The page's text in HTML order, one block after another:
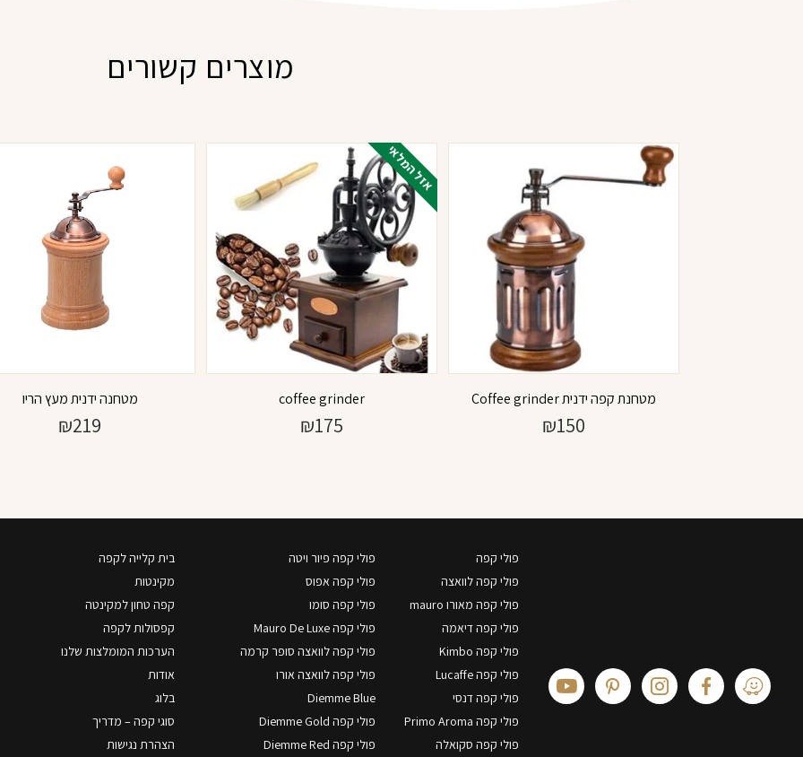
מוצרים קשורים
מטחנת קפה ידנית Coffee grinder
₪150
אזל המלאי
coffee grinder
₪175
מטחנה ידנית מעץ הריו
₪219
פולי קפה
פולי קפה לוואצה
פולי קפה מאורו mauro
פולי קפה דיאמה
פולי קפה Kimbo
פולי קפה Lucaffe
פולי קפה דנסי
פולי קפה Primo Aroma
פולי קפה סקואלה
פולי קפה פיור ויטה
פולי קפה אפוס
פולי קפה סומו
פולי קפה Mauro De Luxe
פולי קפה לוואצה סופר קרמה
פולי קפה לוואצה אורו
Diemme Blue
פולי קפה Diemme Gold
פולי קפה Diemme Red
בית קלייה לקפה
מקינטות
קפה טחון למקינטה
קפסולות לקפה
הערכות המומלצות שלנו
אודות
בלוג
סוגי קפה – מדריך
הצהרת נגישות